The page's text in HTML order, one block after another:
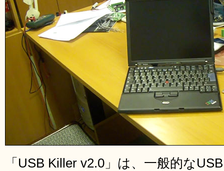
「USB Killer v2.0」は、一般的な